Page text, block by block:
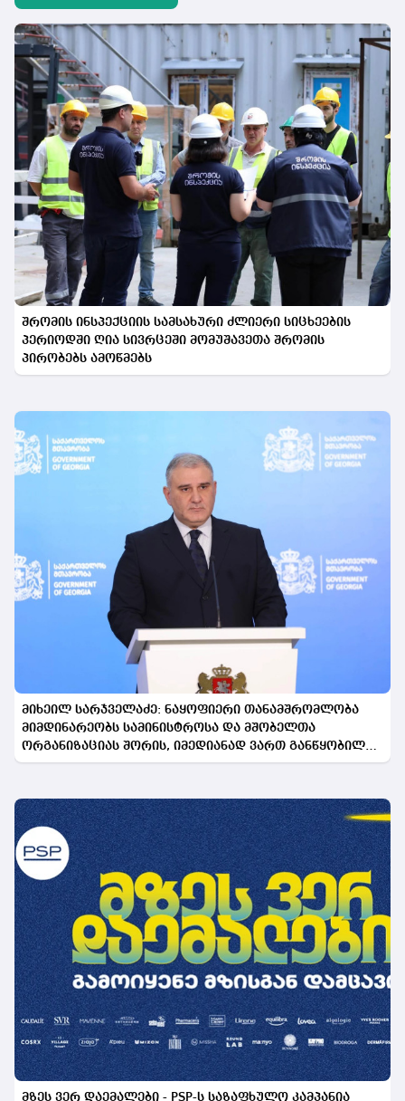
შრომის ინსპექციის სამსახური ძლიერი სიცხეების
პერიოდში ღია სივრცეში მომუშავეთა შრომის
პირობებს ამოწმებს
მიხეილ სარჯველაძე: ნაყოფიერი თანამშრომლობა
მიმდინარეობს სამინისტროსა და მშობელთა
ორგანიზაციას შორის, იმედიანად ვართ განწყობილი,
რომ პროგრამის გაფართოება საკეთილდღეო შედეგს
მზეს ვერ დაემალები - PSP-ს საზაფხულო კამპანია